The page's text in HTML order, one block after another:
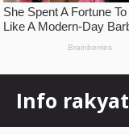
content
Info rakyat